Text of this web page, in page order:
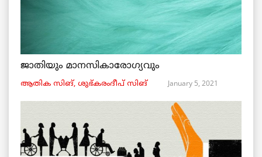
ജാതിയും മാനസികാരോഗ്യവും
ആതിക സിങ്, ശുഭ്കരംദീപ് സിങ് January 5, 2021